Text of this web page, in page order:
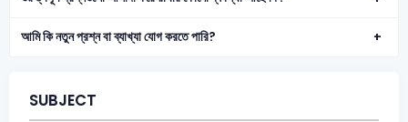
আমি কি নতুন প্রশ্ন বা ব্যাখ্যা যোগ করতে পারি?
SUBJECT